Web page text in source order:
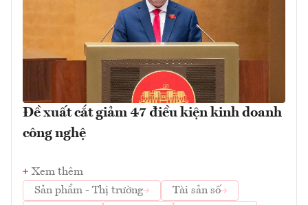
Đề xuất cắt giảm 47 điều kiện kinh doanh
công nghệ
Xem thêm
Sản phẩm - Thị trường
Tài sản số